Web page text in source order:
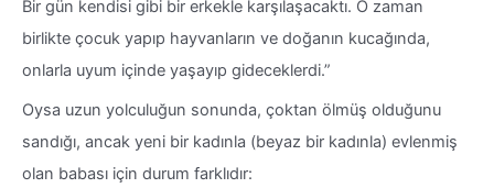
Bir gün kendisi gibi bir erkekle karşılaşacaktı. O zaman
birlikte çocuk yapıp hayvanların ve doğanın kucağında,
onlarla uyum içinde yaşayıp gideceklerdi.”
Oysa uzun yolculuğun sonunda, çoktan ölmüş olduğunu
sandığı, ancak yeni bir kadınla (beyaz bir kadınla) evlenmiş
olan babası için durum farklıdır: